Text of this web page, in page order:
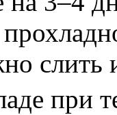
слить
при